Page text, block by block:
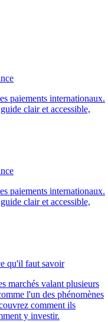
paiements internationaux.
clair et accessible,
paiements internationaux.
clair et accessible,
qu'il faut savoir
marchés valant plusieurs
l'un des phénomènes
comment ils
y investir.